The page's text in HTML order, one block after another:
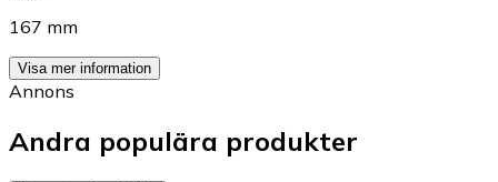
167 mm
Visa mer information
Annons
Andra populära produkter